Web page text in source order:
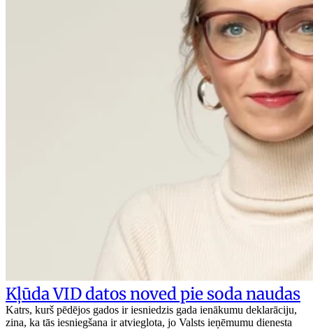
Kļūda VID datos noved pie soda naudas
Katrs, kurš pēdējos gados ir iesniedzis gada ienākumu deklarāciju,
zina, ka tās iesniegšana ir atvieglota, jo Valsts ieņēmumu dienesta